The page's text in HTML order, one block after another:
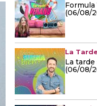
Formula
(06/08/
La
La
(06/08/